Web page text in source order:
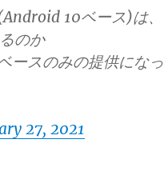
10ベース)は、
のか
ースのみの提供になっ
27, 2021